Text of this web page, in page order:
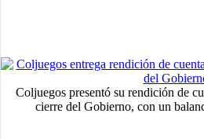
Coljuegos presentó su rendición de
cierre del Gobierno, con un